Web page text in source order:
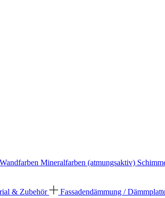
Mineralfarben (atmungsaktiv)
& Zubehör Fassadendämmung /